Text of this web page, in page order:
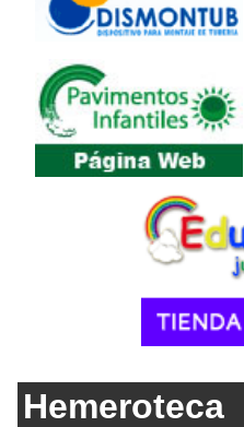
Hemeroteca